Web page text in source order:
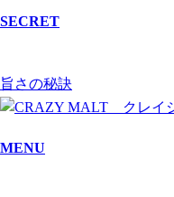
SECRET
旨さの秘訣
MENU